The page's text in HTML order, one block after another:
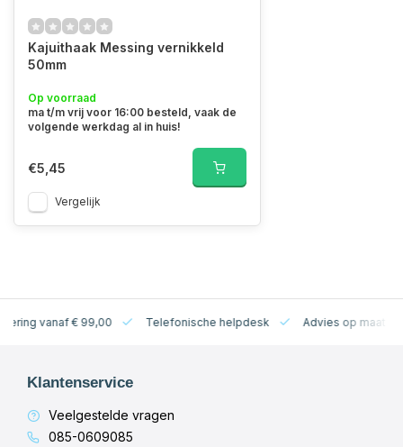
Kajuithaak Messing vernikkeld
50mm
Op voorraad
ma t/m vrij voor 16:00 besteld, vaak de
volgende werkdag al in huis!
€5,45
Vergelijk
vanaf € 99,00 Telefonische helpdesk Advies op maat
Klantenservice
Veelgestelde vragen
085-0609085